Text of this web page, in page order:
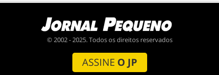
© 2002 - 2025. Todos os direitos reservados
ASSINE O JP